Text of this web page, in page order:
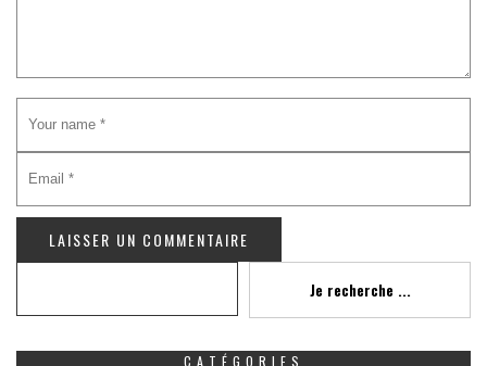
Je recherche ...
CATÉGORIES